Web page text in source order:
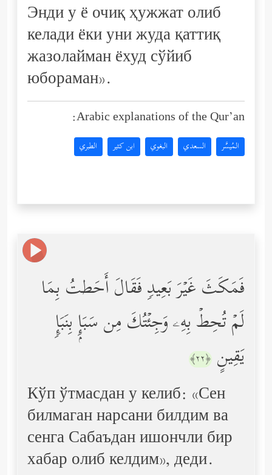
Энди у ё очиқ ҳужжат олиб
келади ёки уни жуда қаттиқ
жазолайман ёхуд сўйиб
юбораман».
Arabic explanations of the Qur’an:
المُيسَّر السعدي البغوي ابن كثير الطبري
فَمَكَثَ غَیۡرَ بَعِیدࣲ فَقَالَ أَحَطتُ بِمَا
لَمۡ تُحِطۡ بِهِۦ وَجِئۡتُكَ مِن سَبَإِۭ بِنَبَإࣲ
یَقِینٍ ﴿٢٢﴾
Кўп ўтмасдан у келиб: «Сен
билмаган нарсани билдим ва
сенга Сабаъдан ишончли бир
хабар олиб келдим», деди.